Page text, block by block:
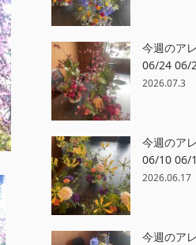
今週のア
06/24 06/
2026.07.3
今週のア
06/10 06/
2026.06.17
今週のア